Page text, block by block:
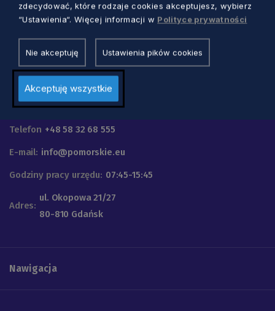
Urząd Marszałkowski
Województwa Pomorskiego
Telefon +48 58 32 68 555
E-mail: info@pomorskie.eu
Godziny pracy urzędu: 07:45-15:45
Adres:
ul. Okopowa 21/27
80-810 Gdańsk
Nawigacja
zdecydować, które rodzaje cookies akceptujesz, wybierz
“Ustawienia“. Więcej informacji w Polityce prywatności
Nie akceptuję Ustawienia pików cookies
Akceptuję wszystkie